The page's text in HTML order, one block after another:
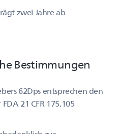
zwei Jahre ab
Bestimmungen
62Dps entsprechen den
21 CFR 175.105